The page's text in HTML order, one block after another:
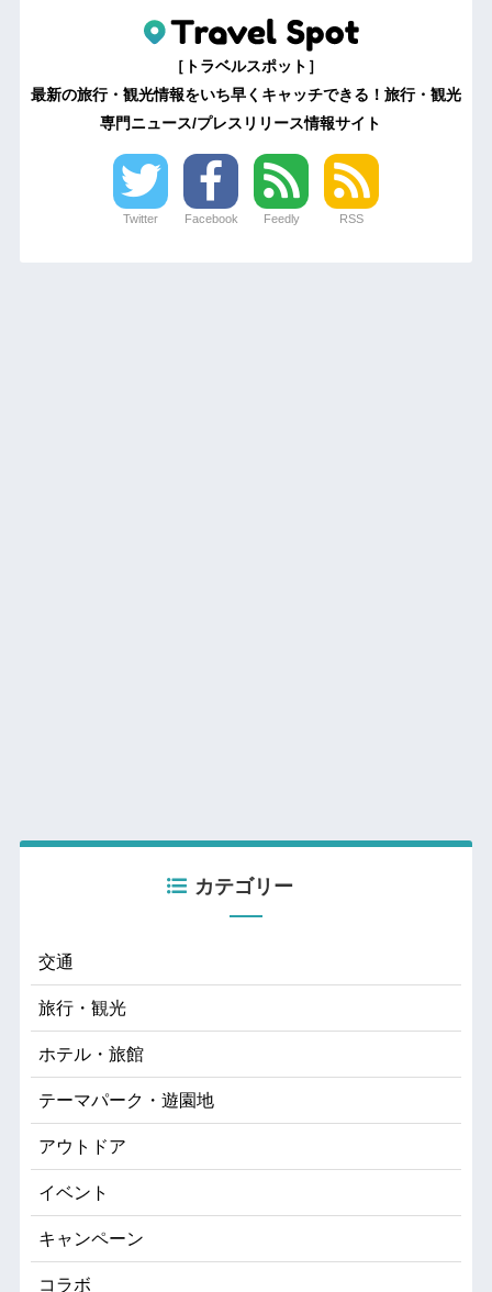
［トラベルスポット］
最新の旅行・観光情報をいち早くキャッチできる！旅行・観光
専門ニュース/プレスリリース情報サイト
Twitter Facebook Feedly RSS
カテゴリー
交通
旅行・観光
ホテル・旅館
テーマパーク・遊園地
アウトドア
イベント
キャンペーン
コラボ